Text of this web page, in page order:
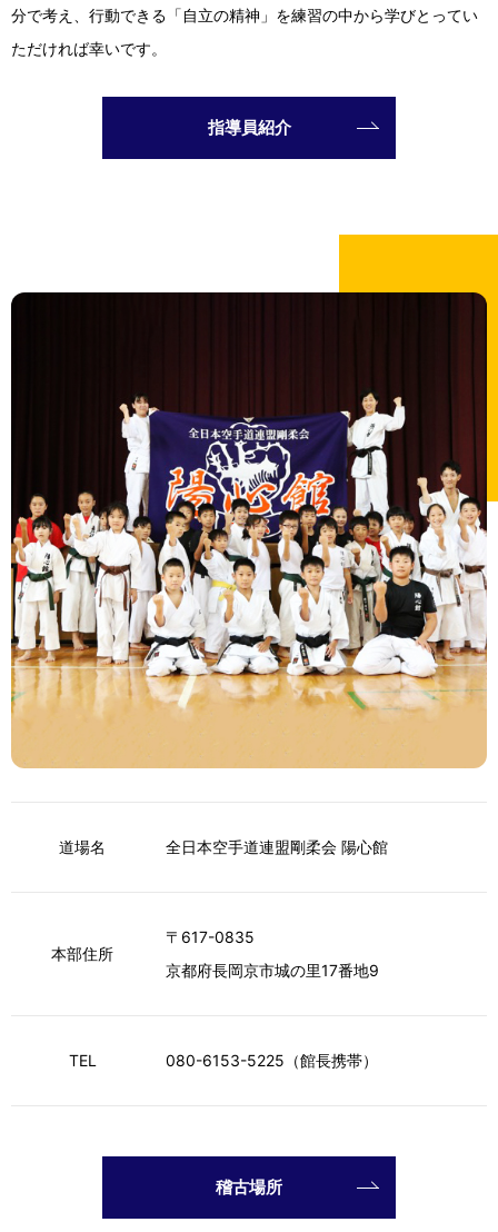
分で考え、行動できる「自立の精神」を練習の中から学びとってい
ただければ幸いです。
指導員紹介
道場名 全日本空手道連盟剛柔会 陽心館
本部住所
〒617-0835
京都府長岡京市城の里17番地9
TEL 080-6153-5225 （館長携帯）
稽古場所